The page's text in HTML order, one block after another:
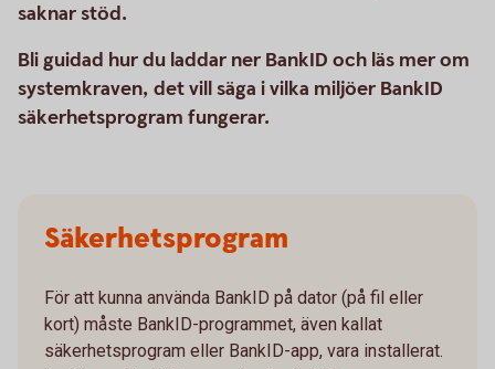
saknar stöd.
Bli guidad hur du laddar ner BankID och läs mer om
systemkraven, det vill säga i vilka miljöer BankID
säkerhetsprogram fungerar.
Säkerhetsprogram
För att kunna använda BankID på dator (på fil eller
kort) måste BankID-programmet, även kallat
säkerhetsprogram eller BankID-app, vara installerat.